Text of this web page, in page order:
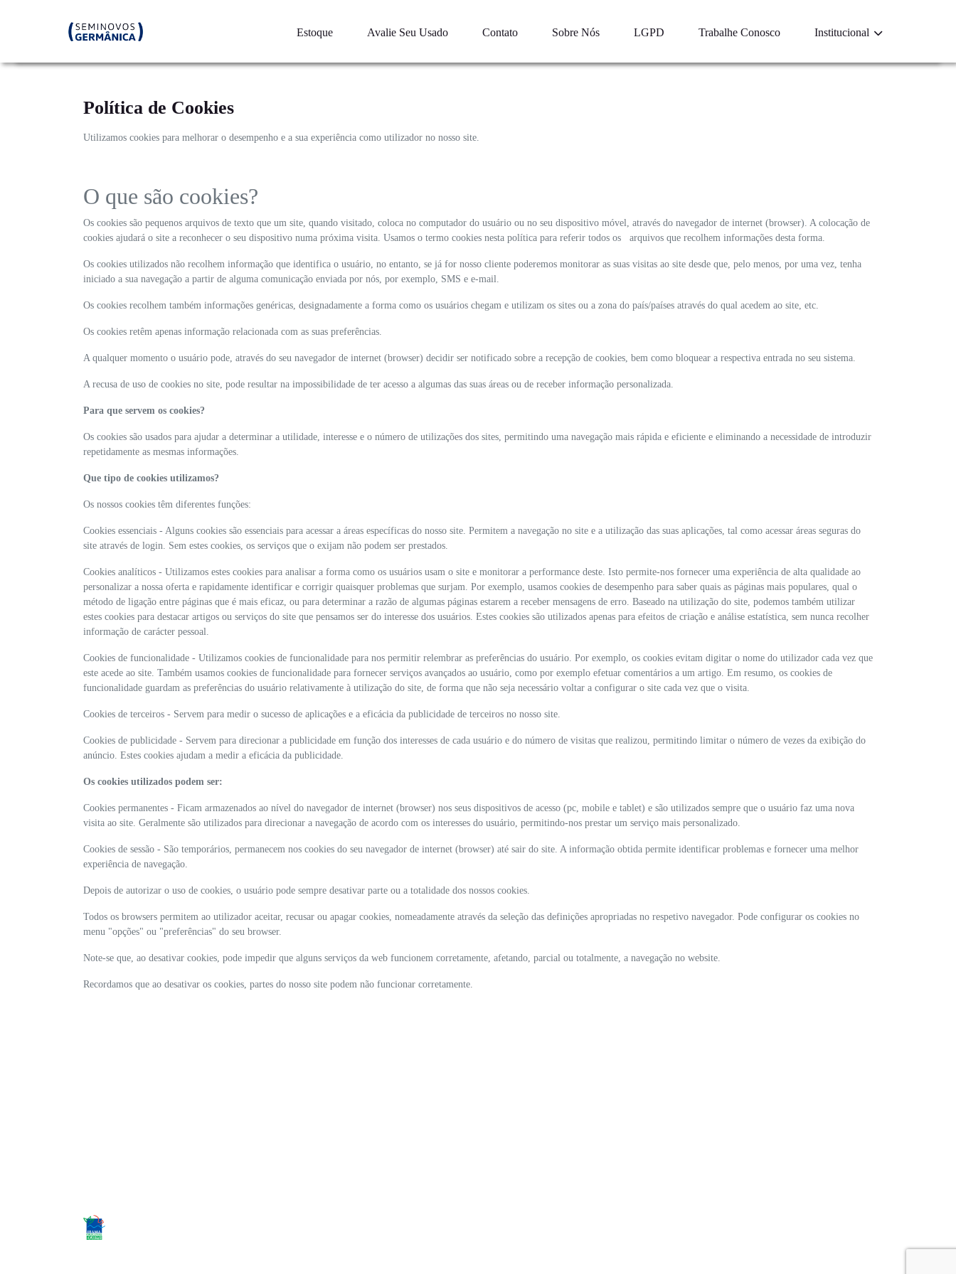
Estoque Avalie Seu Usado Contato Sobre Nós LGPD Trabalhe Conosco Institucional
Política de Cookies
Utilizamos cookies para melhorar o desempenho e a sua experiência como utilizador no nosso site.
O que são cookies?
Os cookies são pequenos arquivos de texto que um site, quando visitado, coloca no computador do usuário ou no seu dispositivo móvel, através do navegador de internet (browser). A colocação de
cookies ajudará o site a reconhecer o seu dispositivo numa próxima visita. Usamos o termo cookies nesta política para referir todos os arquivos que recolhem informações desta forma.
Os cookies utilizados não recolhem informação que identifica o usuário, no entanto, se já for nosso cliente poderemos monitorar as suas visitas ao site desde que, pelo menos, por uma vez, tenha
iniciado a sua navegação a partir de alguma comunicação enviada por nós, por exemplo, SMS e e-mail.
Os cookies recolhem também informações genéricas, designadamente a forma como os usuários chegam e utilizam os sites ou a zona do país/países através do qual acedem ao site, etc.
Os cookies retêm apenas informação relacionada com as suas preferências.
A qualquer momento o usuário pode, através do seu navegador de internet (browser) decidir ser notificado sobre a recepção de cookies, bem como bloquear a respectiva entrada no seu sistema.
A recusa de uso de cookies no site, pode resultar na impossibilidade de ter acesso a algumas das suas áreas ou de receber informação personalizada.
Para que servem os cookies?
Os cookies são usados para ajudar a determinar a utilidade, interesse e o número de utilizações dos sites, permitindo uma navegação mais rápida e eficiente e eliminando a necessidade de introduzir
repetidamente as mesmas informações.
Que tipo de cookies utilizamos?
Os nossos cookies têm diferentes funções:
Cookies essenciais - Alguns cookies são essenciais para acessar a áreas específicas do nosso site. Permitem a navegação no site e a utilização das suas aplicações, tal como acessar áreas seguras do
site através de login. Sem estes cookies, os serviços que o exijam não podem ser prestados.
Cookies analíticos - Utilizamos estes cookies para analisar a forma como os usuários usam o site e monitorar a performance deste. Isto permite-nos fornecer uma experiência de alta qualidade ao
personalizar a nossa oferta e rapidamente identificar e corrigir quaisquer problemas que surjam. Por exemplo, usamos cookies de desempenho para saber quais as páginas mais populares, qual o
método de ligação entre páginas que é mais eficaz, ou para determinar a razão de algumas páginas estarem a receber mensagens de erro. Baseado na utilização do site, podemos também utilizar
estes cookies para destacar artigos ou serviços do site que pensamos ser do interesse dos usuários. Estes cookies são utilizados apenas para efeitos de criação e análise estatística, sem nunca recolher
informação de carácter pessoal.
Cookies de funcionalidade - Utilizamos cookies de funcionalidade para nos permitir relembrar as preferências do usuário. Por exemplo, os cookies evitam digitar o nome do utilizador cada vez que
este acede ao site. Também usamos cookies de funcionalidade para fornecer serviços avançados ao usuário, como por exemplo efetuar comentários a um artigo. Em resumo, os cookies de
funcionalidade guardam as preferências do usuário relativamente à utilização do site, de forma que não seja necessário voltar a configurar o site cada vez que o visita.
Cookies de terceiros - Servem para medir o sucesso de aplicações e a eficácia da publicidade de terceiros no nosso site.
Cookies de publicidade - Servem para direcionar a publicidade em função dos interesses de cada usuário e do número de visitas que realizou, permitindo limitar o número de vezes da exibição do
anúncio. Estes cookies ajudam a medir a eficácia da publicidade.
Os cookies utilizados podem ser:
Cookies permanentes - Ficam armazenados ao nível do navegador de internet (browser) nos seus dispositivos de acesso (pc, mobile e tablet) e são utilizados sempre que o usuário faz uma nova
visita ao site. Geralmente são utilizados para direcionar a navegação de acordo com os interesses do usuário, permitindo-nos prestar um serviço mais personalizado.
Cookies de sessão - São temporários, permanecem nos cookies do seu navegador de internet (browser) até sair do site. A informação obtida permite identificar problemas e fornecer uma melhor
experiência de navegação.
Depois de autorizar o uso de cookies, o usuário pode sempre desativar parte ou a totalidade dos nossos cookies.
Todos os browsers permitem ao utilizador aceitar, recusar ou apagar cookies, nomeadamente através da seleção das definições apropriadas no respetivo navegador. Pode configurar os cookies no
menu "opções" ou "preferências" do seu browser.
Note-se que, ao desativar cookies, pode impedir que alguns serviços da web funcionem corretamente, afetando, parcial ou totalmente, a navegação no website.
Recordamos que ao desativar os cookies, partes do nosso site podem não funcionar corretamente.